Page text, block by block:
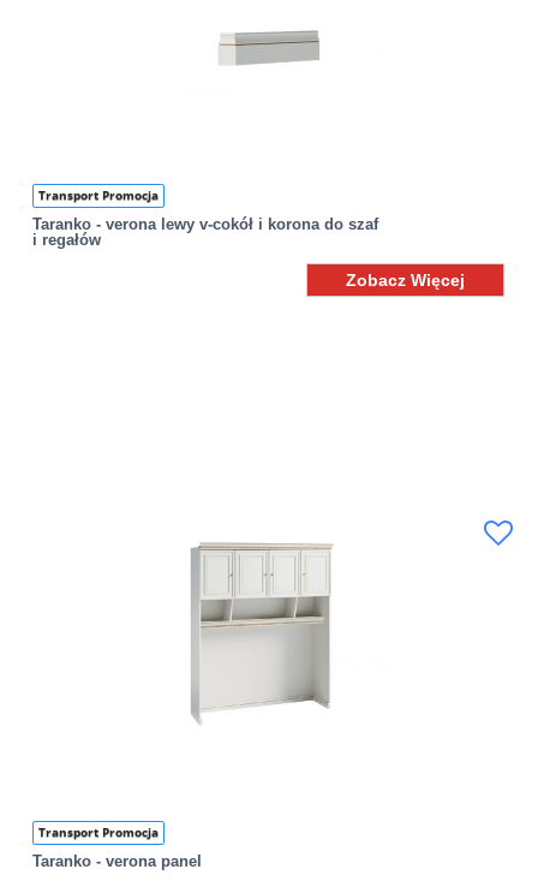
Transport Promocja
Taranko - verona lewy v-cokół i korona do szaf
i regałów
Zobacz Więcej
Transport Promocja
Taranko - verona panel